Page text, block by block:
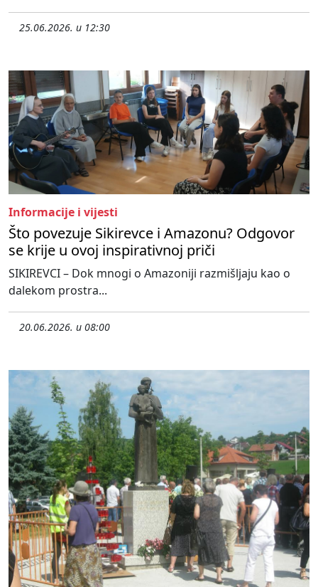
25.06.2026. u 12:30
Informacije i vijesti
Što povezuje Sikirevce i Amazonu? Odgovor
se krije u ovoj inspirativnoj priči
SIKIREVCI – Dok mnogi o Amazoniji razmišljaju kao o
dalekom prostra...
20.06.2026. u 08:00